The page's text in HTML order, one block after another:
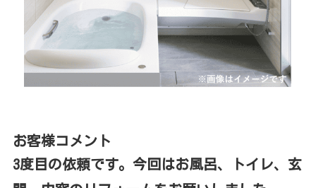
お客様コメント
3度目の依頼です。今回はお風呂、トイレ、玄